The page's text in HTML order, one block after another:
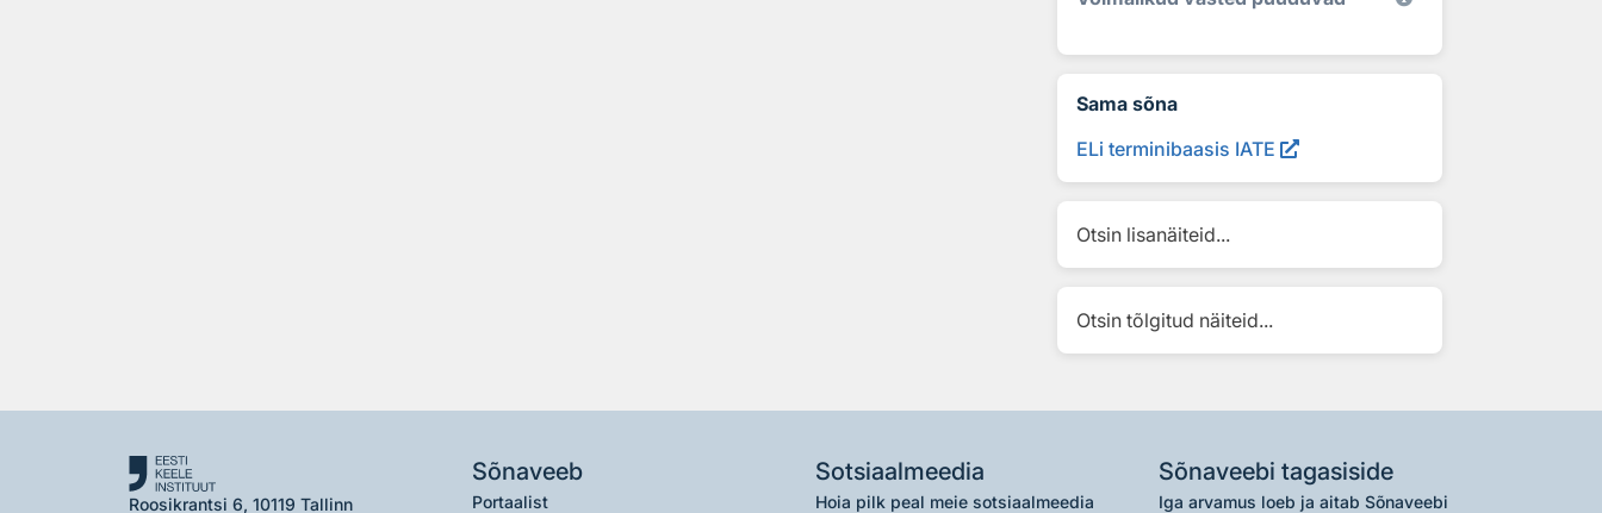
Sama sõna
ELi terminibaasis IATE
Otsin lisanäiteid...
Otsin tõlgitud näiteid...
Roosikrantsi 6, 10119 Tallinn
Sõnaveeb
Portaalist
Sotsiaalmeedia
Hoia pilk peal meie sotsiaalmeedia
Sõnaveebi tagasiside
Iga arvamus loeb ja aitab Sõnaveebi